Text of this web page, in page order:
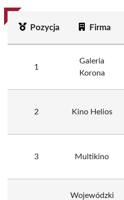
Pozycja Firma
1
Galeria
Korona
2 Kino Helios
3 Multikino
Wojewódzki